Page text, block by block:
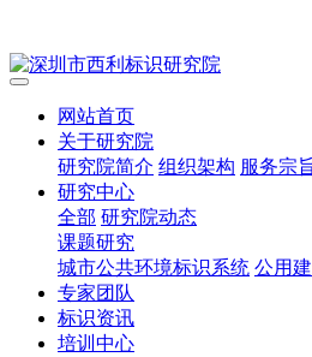
网站首页
关于研究院
研究院简介 组织架构 服务宗
研究中心
全部 研究院动态
课题研究
城市公共环境标识系统 公用
专家团队
标识资讯
培训中心